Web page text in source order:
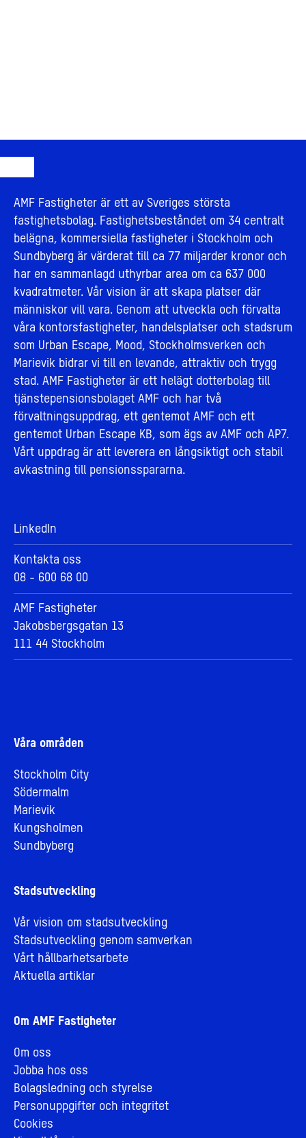
AMF Fastigheter är ett av Sveriges största
fastighetsbolag. Fastighetsbeståndet om 34 centralt
belägna, kommersiella fastigheter i Stockholm och
Sundbyberg är värderat till ca 77 miljarder kronor och
har en sammanlagd uthyrbar area om ca 637 000
kvadratmeter. Vår vision är att skapa platser där
människor vill vara. Genom att utveckla och förvalta
våra kontorsfastigheter, handelsplatser och stadsrum
som Urban Escape, Mood, Stockholmsverken och
Marievik bidrar vi till en levande, attraktiv och trygg
stad. AMF Fastigheter är ett helägt dotterbolag till
tjänstepensionsbolaget AMF och har två
förvaltningsuppdrag, ett gentemot AMF och ett
gentemot Urban Escape KB, som ägs av AMF och AP7.
Vårt uppdrag är att leverera en långsiktigt och stabil
avkastning till pensionsspararna.
LinkedIn
Kontakta oss
08 - 600 68 00
AMF Fastigheter
Jakobsbergsgatan 13
111 44 Stockholm
Våra områden
Stockholm City
Södermalm
Marievik
Kungsholmen
Sundbyberg
Stadsutveckling
Vår vision om stadsutveckling
Stadsutveckling genom samverkan
Vårt hållbarhetsarbete
Aktuella artiklar
Om AMF Fastigheter
Om oss
Jobba hos oss
Bolagsledning och styrelse
Personuppgifter och integritet
Cookies